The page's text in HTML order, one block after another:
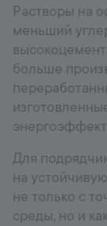
Растворы на
меньший
больше
Для
на
не только с
среды, но и